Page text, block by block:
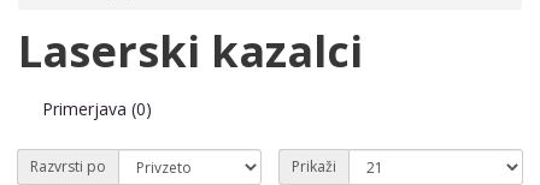
Laserski kazalci
Primerjava (0)
Razvrsti po Prikaži